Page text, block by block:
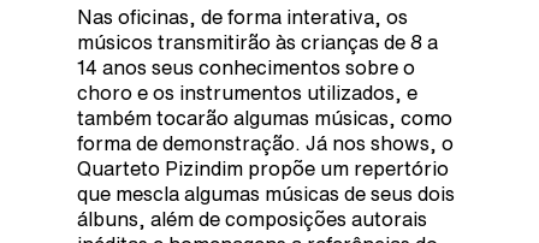
Nas oficinas, de forma interativa, os
músicos transmitirão às crianças de 8 a
14 anos seus conhecimentos sobre o
choro e os instrumentos utilizados, e
também tocarão algumas músicas, como
forma de demonstração. Já nos shows, o
Quarteto Pizindim propõe um repertório
que mescla algumas músicas de seus dois
álbuns, além de composições autorais